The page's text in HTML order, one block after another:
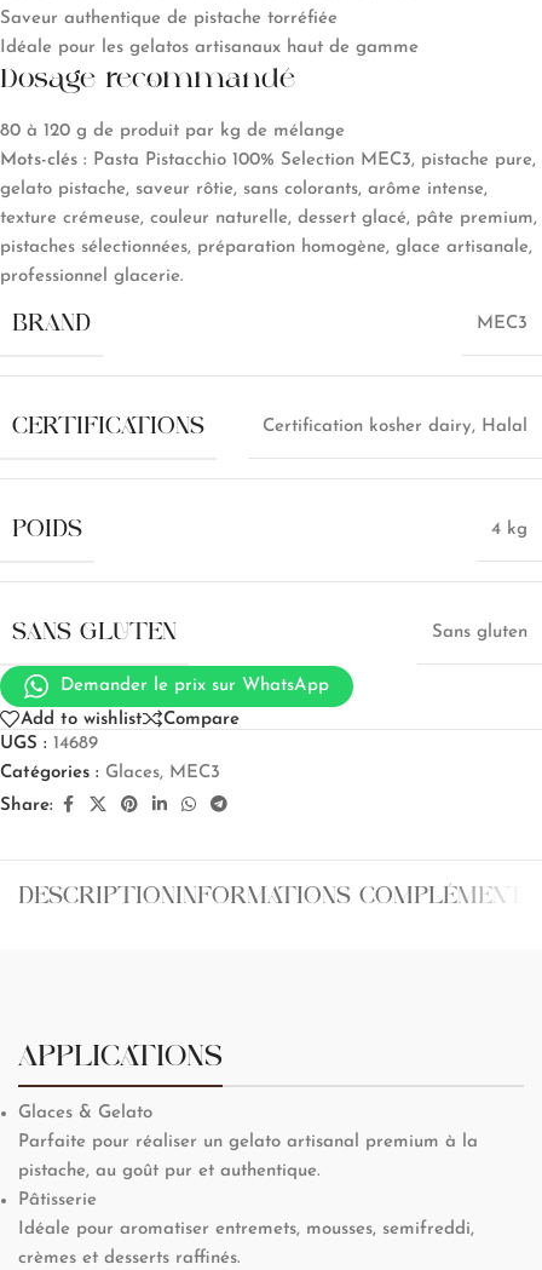
Saveur authentique de pistache torréfiée
Idéale pour les gelatos artisanaux haut de gamme
Dosage recommandé
80 à 120 g de produit par kg de mélange
Mots-clés : Pasta Pistacchio 100% Selection MEC3, pistache pure,
gelato pistache, saveur rôtie, sans colorants, arôme intense,
texture crémeuse, couleur naturelle, dessert glacé, pâte premium,
pistaches sélectionnées, préparation homogène, glace artisanale,
professionnel glacerie.
BRAND MEC3
CERTIFICATIONS Certification kosher dairy, Halal
POIDS 4 kg
SANS GLUTEN Sans gluten
Demander le prix sur WhatsApp
Add to wishlist
Compare
UGS : 14689
Catégories : Glaces, MEC3
Share:
DESCRIPTIONINFORMATIONS
APPLICATIONS
Glaces & Gelato
Parfaite pour réaliser un gelato artisanal premium à la
pistache, au goût pur et authentique.
Pâtisserie
Idéale pour aromatiser entremets, mousses, semifreddi,
crèmes et desserts raffinés.